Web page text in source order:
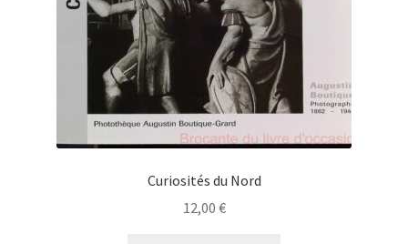
Curiosités du Nord
12,00 €